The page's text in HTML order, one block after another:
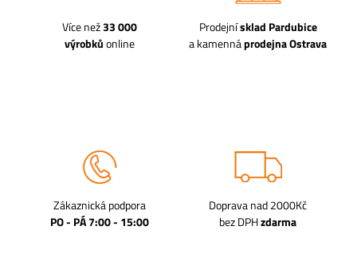
Více než33 000
výrobkůonline
Prodejnísklad Pardubice
a kamennáprodejna Ostrava
Zákaznická podpora
PO - PÁ 7:00 - 15:00
Doprava nad 2000Kč
bez DPHzdarma